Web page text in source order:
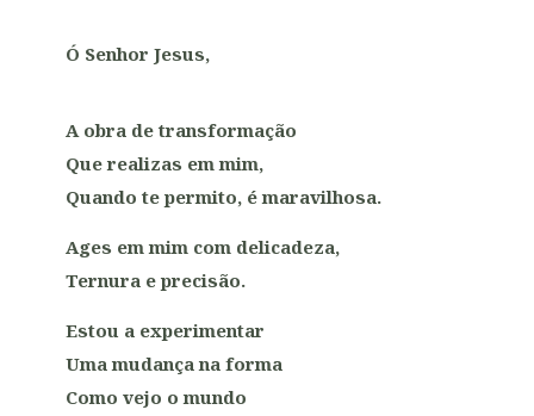
Ó Senhor Jesus,
A obra de transformação
Que realizas em mim,
Quando te permito, é maravilhosa.
Ages em mim com delicadeza,
Ternura e precisão.
Estou a experimentar
Uma mudança na forma
Como vejo o mundo